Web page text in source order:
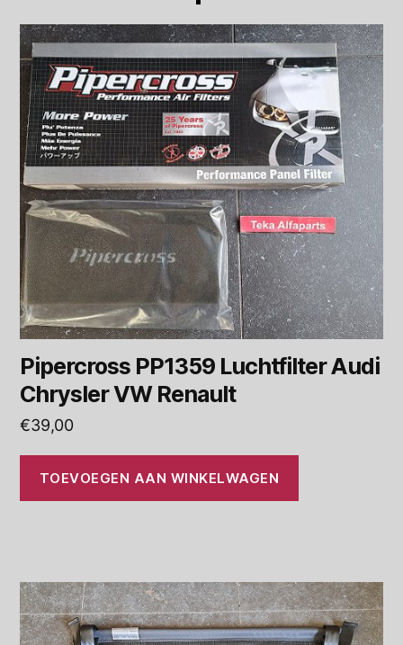
Pipercross PP1359 Luchtfilter Audi
Chrysler VW Renault
€39,00
TOEVOEGEN AAN WINKELWAGEN